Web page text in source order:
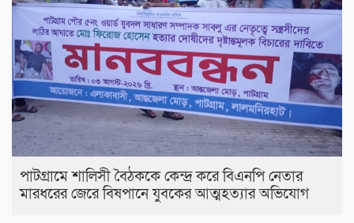
পাটগ্রামে শালিসী বৈঠককে কেন্দ্র করে বিএনপি নেতার
মারধরের জেরে বিষপানে যুবকের আত্মহত্যার অভিযোগ